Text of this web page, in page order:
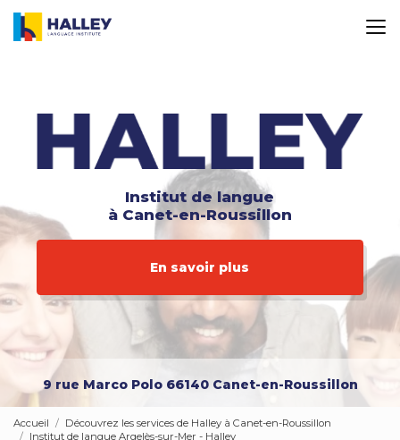
contenu
Institut de langue
à Canet-en-Roussillon
En savoir plus
9 rue Marco Polo 66140 Canet-en-Roussillon
Accueil
Découvrez les services de Halley à Canet-en-Roussillon
Institut de langue Argelès-sur-Mer - Halley